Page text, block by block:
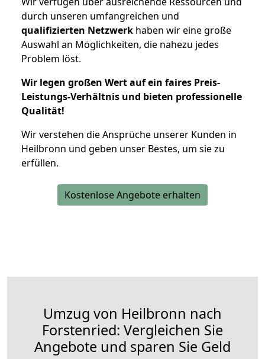
durch unseren umfangreichen und
qualifizierten Netzwerk haben wir eine große
Auswahl an Möglichkeiten, die nahezu jedes
Problem löst.
Wir legen großen Wert auf ein faires Preis-
Leistungs-Verhältnis und bieten professionelle
Qualität!
Wir verstehen die Ansprüche unserer Kunden in
Heilbronn und geben unser Bestes, um sie zu
erfüllen.
Kostenlose Angebote erhalten
Umzug von Heilbronn nach
Forstenried: Vergleichen Sie
Angebote und sparen Sie Geld